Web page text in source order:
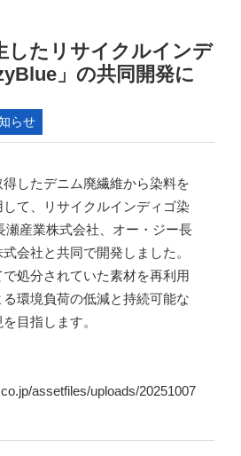
したリサイクルインデ
」の共同開発に
らせ
したデニム廃繊維から染料を
て、リサイクルインディゴ染
瀬産業株式会社、オー・ジー長
会社と共同で開発しました。
処分されていた素材を再利用
環境負荷の低減と持続可能な
目指します。
assetfiles/uploads/20251007